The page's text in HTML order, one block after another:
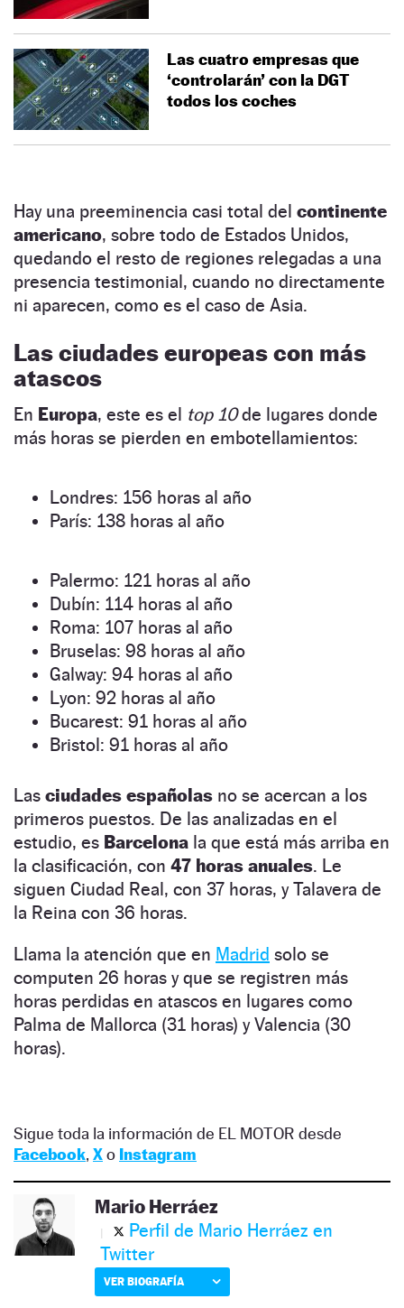
Las cuatro empresas que
‘controlarán’ con la DGT
todos los coches
Hay una preeminencia casi total del continente
americano, sobre todo de Estados Unidos,
quedando el resto de regiones relegadas a una
presencia testimonial, cuando no directamente
ni aparecen, como es el caso de Asia.
Las ciudades europeas con más
atascos
En Europa, este es el top 10de lugares donde
más horas se pierden en embotellamientos:
Londres: 156 horas al año
París: 138 horas al año
Palermo: 121 horas al año
Dubín: 114 horas al año
Roma: 107 horas al año
Bruselas: 98 horas al año
Galway: 94 horas al año
Lyon: 92 horas al año
Bucarest: 91 horas al año
Bristol: 91 horas al año
Las ciudades españolas no se acercan a los
primeros puestos. De las analizadas en el
estudio, es Barcelona la que está más arriba en
la clasificación, con 47 horas anuales. Le
siguen Ciudad Real, con 37 horas, y Talavera de
la Reina con 36 horas.
Llama la atención que en Madrid solo se
computen 26 horas y que se registren más
horas perdidas en atascos en lugares como
Palma de Mallorca (31 horas) y Valencia (30
horas).
Sigue toda la información de EL MOTOR desde
Facebook, Xo Instagram
Mario Herráez
Perfil de Mario Herráez en
Twitter
VER BIOGRAFÍA